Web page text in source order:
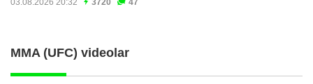
03.08.2026 20:32 3720 47
MMA (UFC) videolar